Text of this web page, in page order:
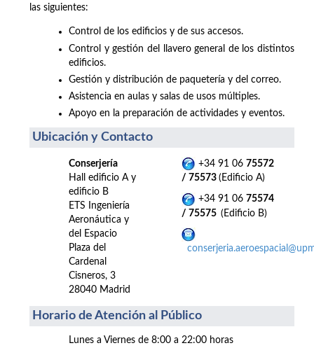
las siguientes:
Control de los edificios y de sus accesos.
Control y gestión del llavero general de los distintos
edificios.
Gestión y distribución de paquetería y del correo.
Asistencia en aulas y salas de usos múltiples.
Apoyo en la preparación de actividades y eventos.
Ubicación y Contacto
Conserjería
Hall edificio A y
edificio B
ETS Ingeniería
Aeronáutica y
del Espacio
Plaza del
Cardenal
Cisneros, 3
28040 Madrid
+34 91 06 75572
/ 75573 (Edificio A)
+34 91 06 75574
/ 75575 (Edificio B)
Horario de Atención al Público
Lunes a Viernes de 8:00 a 22:00 horas